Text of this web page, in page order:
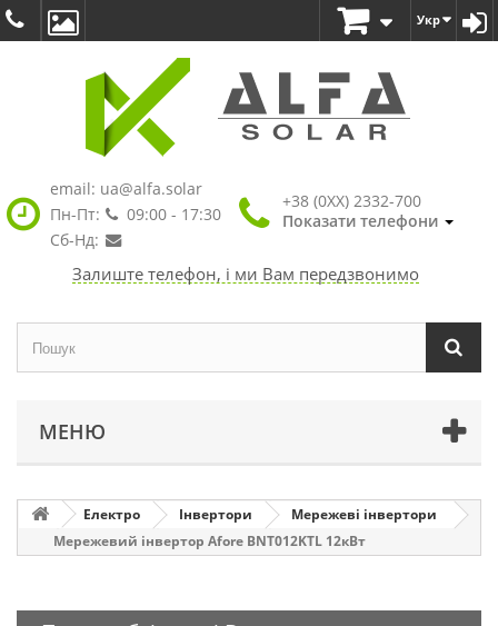
Укр
email: ua@alfa.solar
Пн-Пт:
09:00 - 17:30
Сб-Нд:
+38 (0XX) 2332-700
Показати телефони
Залиште телефон, і ми Вам передзвонимо
МЕНЮ
Електро Інвертори
Мережеві інвертори
Мережевий інвертор Afore BNT012KTL 12кВт